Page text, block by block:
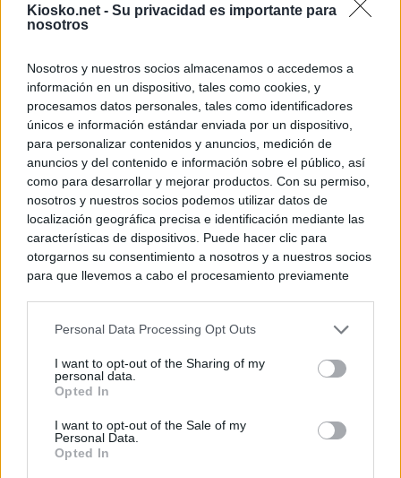
Kiosko.net - Su privacidad es importante para
nosotros
Nosotros y nuestros socios almacenamos o accedemos a
información en un dispositivo, tales como cookies, y
procesamos datos personales, tales como identificadores
únicos e información estándar enviada por un dispositivo,
para personalizar contenidos y anuncios, medición de
anuncios y del contenido e información sobre el público, así
como para desarrollar y mejorar productos. Con su permiso,
nosotros y nuestros socios podemos utilizar datos de
localización geográfica precisa e identificación mediante las
características de dispositivos. Puede hacer clic para
otorgarnos su consentimiento a nosotros y a nuestros socios
para que llevemos a cabo el procesamiento previamente
negar su consentimiento. Tenga en cuenta que algún
de su consentimiento, pero usted tiene el derecho de
rechazar tal procesamiento. Sus preferencias se aplicarán
cualquier momento entrando de nuevo en este sitio web o
visitando nuestra política de privacidad.
Personal Data Processing Opt Outs
I want to opt-out of the Sharing of my
personal data.
Opted In
I want to opt-out of the Sale of my
Personal Data.
Opted In